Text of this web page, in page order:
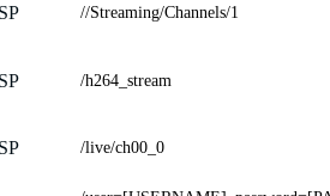
//Streaming/Channels/1
/h264_stream
/live/ch00_0